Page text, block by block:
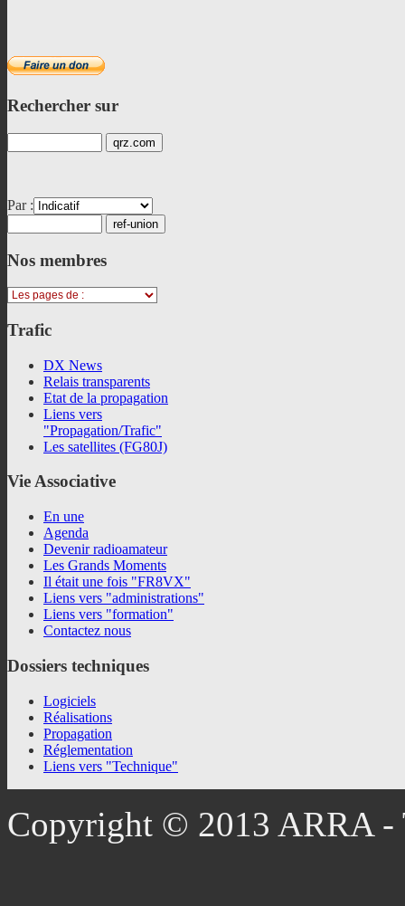
Rechercher sur
Par :
Nos membres
Trafic
DX News
Relais transparents
Etat de la propagation
Liens vers
"Propagation/Trafic"
Les satellites (FG80J)
VieAssociative
En une
Agenda
Devenir radioamateur
Les Grands Moments
Il était une fois "FR8VX"
Liens vers "administrations"
Liens vers "formation"
Contactez nous
Dossiers techniques
Logiciels
Réalisations
Propagation
Réglementation
Liens vers "Technique"
Copyright © 2013 ARRA -